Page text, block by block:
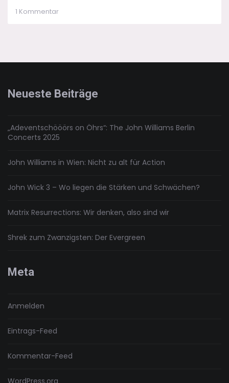
1 Kommentarzu
verjüngt
Neueste Beiträge
„Adeventschööörs on Öhrs“: The John Williams Berlin
Concerts 2025
John Williams in Wien: Nicht zu alt für Action
John Wick 3 – Wo liegen die Stärken und Schwächen?
Matrix Resurrections: Wir denken, also sind wir
Shrek zum Zwanzigsten: Der Evergreen
Meta
Anmelden
Eintrags-Feed
Kommentar-Feed
WordPress.org